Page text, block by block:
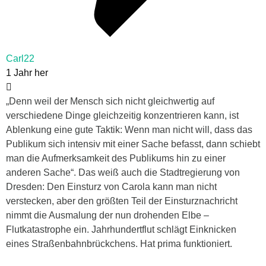
Carl22
1 Jahr her
„Denn weil der Mensch sich nicht gleichwertig auf
verschiedene Dinge gleichzeitig konzentrieren kann, ist
Ablenkung eine gute Taktik: Wenn man nicht will, dass das
Publikum sich intensiv mit einer Sache befasst, dann schiebt
man die Aufmerksamkeit des Publikums hin zu einer
anderen Sache“. Das weiß auch die Stadtregierung von
Dresden: Den Einsturz von Carola kann man nicht
verstecken, aber den größten Teil der Einsturznachricht
nimmt die Ausmalung der nun drohenden Elbe –
Flutkatastrophe ein. Jahrhundertflut schlägt Einknicken
eines Straßenbahnbrückchens. Hat prima funktioniert.